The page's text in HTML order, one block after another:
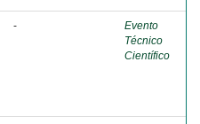
-
Evento
Técnico
Científico